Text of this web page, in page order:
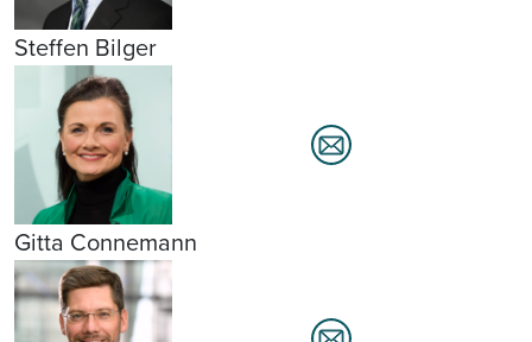
Steffen Bilger
Gitta Connemann